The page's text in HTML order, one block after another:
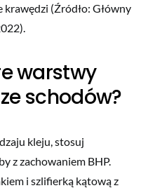
(Źródło: Główny
warstwy
schodów?
kleju, stosuj
z zachowaniem BHP.
i szlifierką kątową z